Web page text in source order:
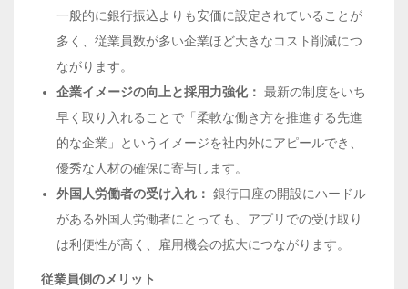
一般的に銀行振込よりも安価に設定されていることが
多く、従業員数が多い企業ほど大きなコスト削減につ
ながります。
企業イメージの向上と採用力強化： 最新の制度をいち
早く取り入れることで「柔軟な働き方を推進する先進
的な企業」というイメージを社内外にアピールでき、
優秀な人材の確保に寄与します。
外国人労働者の受け入れ： 銀行口座の開設にハードル
がある外国人労働者にとっても、アプリでの受け取り
は利便性が高く、雇用機会の拡大につながります。
従業員側のメリット